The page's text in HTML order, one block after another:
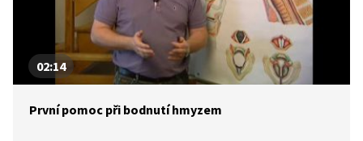
02:14
První pomoc při bodnutí hmyzem